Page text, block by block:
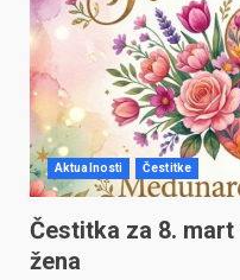
Aktualnosti Čestitke
Čestitka za 8.
žena